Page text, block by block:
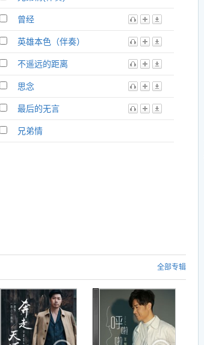
曾经
英雄本色（伴奏）
不遥远的距离
思念
最后的无言
兄弟情
全部专辑